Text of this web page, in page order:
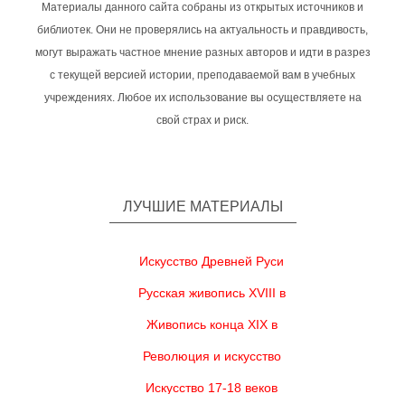
Материалы данного сайта собраны из открытых источников и
библиотек. Они не проверялись на актуальность и правдивость,
могут выражать частное мнение разных авторов и идти в разрез
с текущей версией истории, преподаваемой вам в учебных
учреждениях. Любое их использование вы осуществляете на
свой страх и риск.
ЛУЧШИЕ МАТЕРИАЛЫ
Искусство Древней Руси
Русская живопись XVIII в
Живопись конца XIX в
Революция и искусство
Искусство 17-18 веков